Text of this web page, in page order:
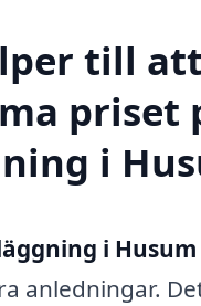
till att
priset
i
i Husum
anledningar.